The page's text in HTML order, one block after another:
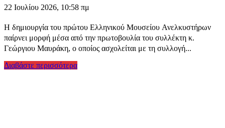
22 Ιουλίου 2026, 10:58 πμ
Η δημιουργία του πρώτου Ελληνικού Μουσείου Ανελκυστήρων
παίρνει μορφή μέσα από την πρωτοβουλία του συλλέκτη κ.
Γεώργιου Μαυράκη, ο οποίος ασχολείται με τη συλλογή...
Διαβάστε περισσότερα